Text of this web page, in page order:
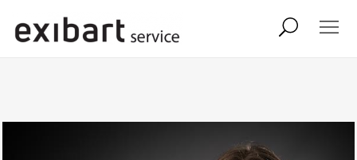
abbonamento